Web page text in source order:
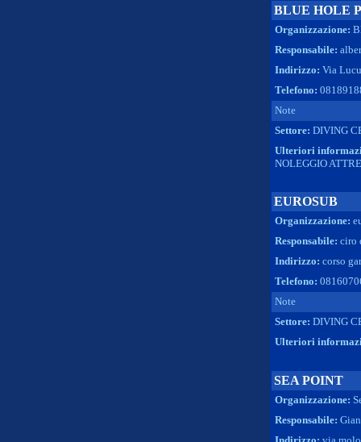
BLUE HOLE
Organizzazione:
Responsabile:
Indirizzo: Via
Telefono:
Note
Settore: DIVING
Ulteriori
NOLEGGIO
EUROSUB
Organizzazione:
Responsabile: ciro
Indirizzo: corso
Telefono:
Note
Settore: DIVING
Ulteriori
SEA POINT
Organizzazione:
Responsabile: